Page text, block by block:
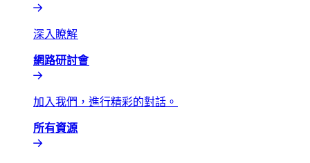
深入瞭解​​
網路研討會​​
加入我們，進行精彩的對話。​​
所有資源​​